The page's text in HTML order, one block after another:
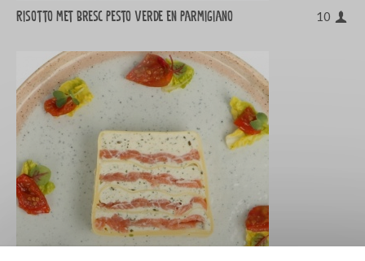
Risotto met Bresc Pesto Verde en Parmigiano 10